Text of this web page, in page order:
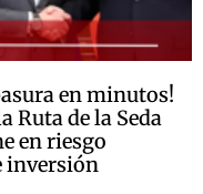
en minutos!
Ruta de la Seda
en riesgo
inversión